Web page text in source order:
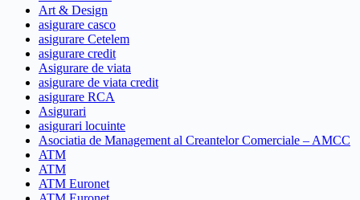
Art & Design
asigurare casco
asigurare Cetelem
asigurare credit
Asigurare de viata
asigurare de viata credit
asigurare RCA
Asigurari
asigurari locuinte
Asociatia de Management al Creantelor Comerciale – AMCC
ATM
ATM
ATM Euronet